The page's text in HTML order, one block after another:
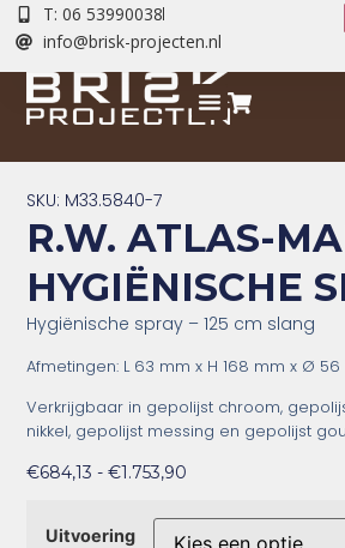
T: 06 53990038
info@brisk-projecten.nl
SKU: M33.5840-7
R.W. ATLAS-
HYGIËNISCHE
Hygiënische spray – 125 cm slang
Afmetingen: L 63 mm x H 168 mm x Ø 56
Verkrijgbaar in gepolijst chroom,
nikkel, gepolijst messing en gepolijst
€684,13 - €1.753,90
Uitvoering